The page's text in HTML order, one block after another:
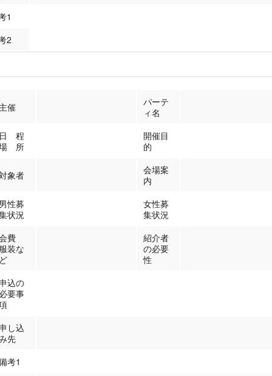
1
2
催
パーテ
ィ名
程
所
開催目
的
象者
会場案
内
性募
状況
女性募
集状況
費
装な
紹介者
の必要
性
込の
要事
し込
先
考1